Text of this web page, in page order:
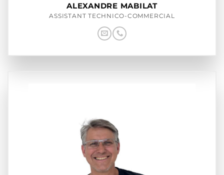
ALEXANDRE MABILAT
ASSISTANT TECHNICO-COMMERCIAL